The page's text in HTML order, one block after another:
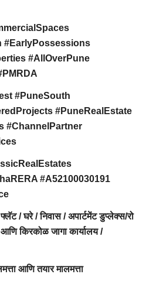
#EarlyPossessions
#AllOverPune
#PuneSouth
#PuneRealEstate
#ChannelPartner
#A52100030191
/ घरे / निवास / अपार्टमेंट डुप्लेक्स/रो
किरकोळ जागा कार्यालय /
आणि तयार मालमत्ता